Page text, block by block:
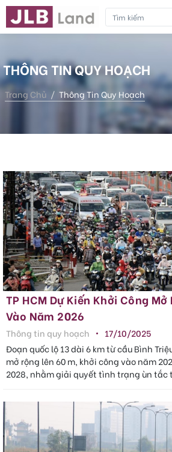
THÔNG TIN QUY HOẠCH
Trang Chủ Thông Tin Quy Hoạch
TP HCM Dự Kiến Khởi Công
Vào Năm 2026
Thông tin quy hoạch
17/10/2025
Đoạn quốc lộ 13 dài 6 km từ cầu Bình
mở rộng lên 60 m, khởi công vào năm
2028, nhằm giải quyết tình trạng ùn tắc